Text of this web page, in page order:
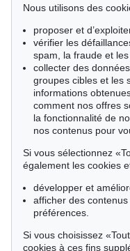
Êtes-vous intéressés
Art abstrait avant 45
Constructivisme
Bibliophilie
Livre de peintre
Art abstrait d'après
Le livre des
Art figuratif de
J’accepte de recevoir de
domaines et dates
utilisées exclusivement à
Nous utilisons des
proposer et
vérifier les
spam, la fraude et les
collecter des
groupes cibles et les
informations
comment nos offres
la fonctionnalité de
nos contenus pour
Si vous sélectionnez
également les cookies
développer et
afficher des
préférences.
Si vous choisissez
cookies à ces fins